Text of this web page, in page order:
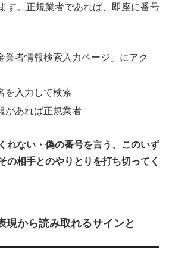
す。正規業者であれば、即座に番号
業者情報検索入力ページ」にアク
を入力して検索
があれば正規業者
れない・偽の番号を言う、このいず
の相手とのやりとりを打ち切ってく
現から読み取れるサインと